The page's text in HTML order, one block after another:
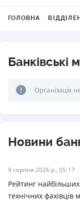
ГОЛОВНА
Банківські
Організація
Новини
9 серпня 2026 р., 05:17
Рейтинг
технічних фахівців